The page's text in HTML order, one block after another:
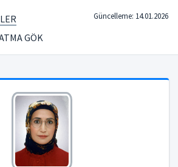
GÖK
Güncelleme: 14.01.2026